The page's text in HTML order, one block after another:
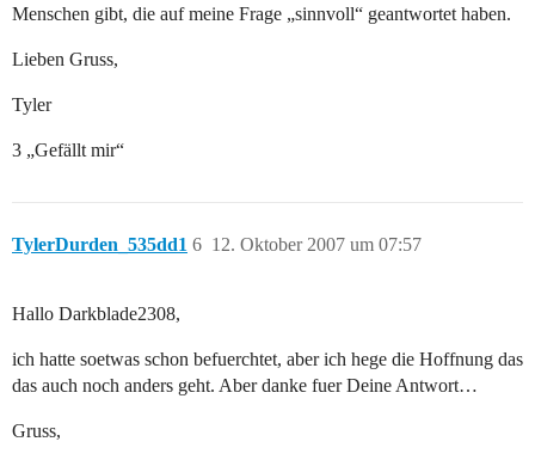
Menschen gibt, die auf meine Frage „sinnvoll“ geantwortet haben.
Lieben Gruss,
Tyler
3 „Gefällt mir“
TylerDurden_535dd1 12. Oktober 2007 um 07:57
6
Hallo Darkblade2308,
ich hatte soetwas schon befuerchtet, aber ich hege die Hoffnung das
das auch noch anders geht. Aber danke fuer Deine Antwort…
Gruss,